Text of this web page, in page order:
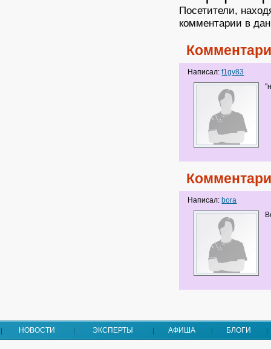
Посетители,
комментарии в
Написал:f1gv83
Написал: bora
НОВОСТИ ЭКСПЕРТЫ АФИША БЛОГИ